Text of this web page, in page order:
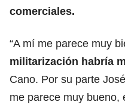
comerciales.
“A mí me parece muy
militarización habría
Cano. Por su parte
me parece muy bueno,